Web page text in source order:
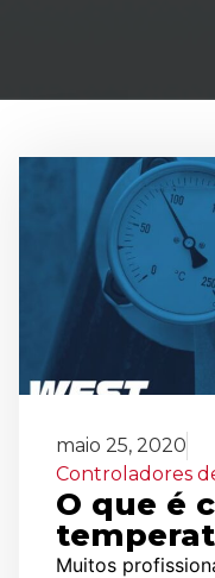
maio 25, 2020
Controladores
O que é
Muitos